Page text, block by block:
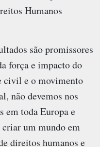
Humanos
são promissores
força e impacto do
civil e o movimento
não devemos nos
em toda Europa e
um mundo em
direitos humanos e